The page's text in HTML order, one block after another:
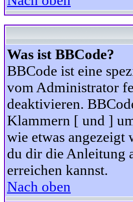
Was ist BBCode?
BBCode ist eine
vom Administrator
deaktivieren.
Klammern [ und ]
wie etwas
du dir die Anleitung
erreichen kannst.
Nach oben